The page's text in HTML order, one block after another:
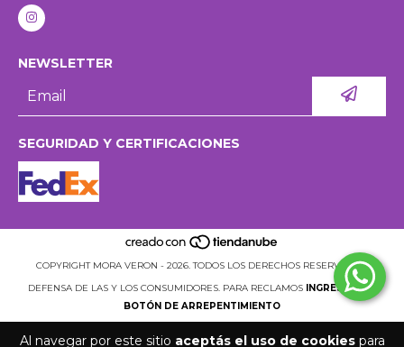
Al navegar por este sitio aceptás el uso de cookiespara
NEWSLETTER
SEGURIDAD Y CERTIFICACIONES
COPYRIGHT MORA VERON - 2026. TODOS LOS DERECHOS RESERVADOS.
DEFENSA DE LAS Y LOS CONSUMIDORES. PARA RECLAMOS
INGRESÁ ACÁ.
BOTÓN DE ARREPENTIMIENTO